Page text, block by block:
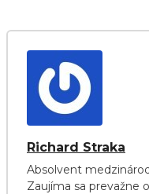
Richard Straka
Absolvent
Zaujíma sa prevažne